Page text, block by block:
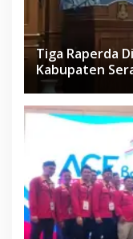
Tiga Raperda
Kabupaten